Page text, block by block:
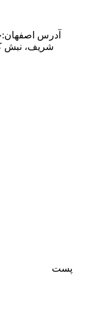
آدرس اصفهان:
پست